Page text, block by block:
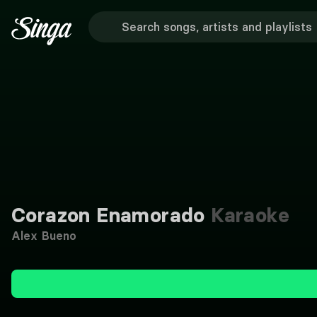
Corazon Enamorado Karaoke
Alex Bueno